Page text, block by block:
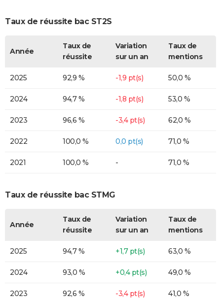
Taux de réussite bac ST2S
Année
Taux de
réussite
Variation
sur un an
Taux de
mentions
2025 92,9 % -1,9 pt(s) 50,0 %
2024 94,7 % -1,8 pt(s) 53,0 %
2023 96,6 % -3,4 pt(s) 62,0 %
2022 100,0 % 0,0 pt(s) 71,0 %
2021 100,0 % - 71,0 %
Taux de réussite bac STMG
Année
Taux de
réussite
Variation
sur un an
Taux de
mentions
2025 94,7 % +1,7 pt(s) 63,0 %
2024 93,0 % +0,4 pt(s) 49,0 %
2023 92,6 % -3,4 pt(s) 41,0 %